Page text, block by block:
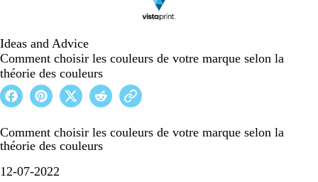
Ideas and Advice
Comment choisir les couleurs de votre marque selon la
théorie des couleurs
Comment choisir les couleurs de votre marque selon la
théorie des couleurs
12-07-2022